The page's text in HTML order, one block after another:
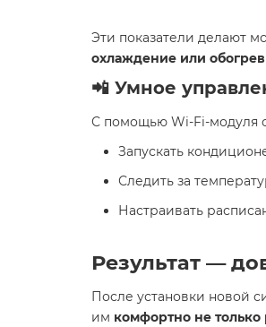
Эти показатели делают
охлаждение или обогрев
📲 Умное
С помощью Wi-Fi-модуля
Запускать
Следить за
Настраивать
Результат —
После установки новой
им комфортно не только